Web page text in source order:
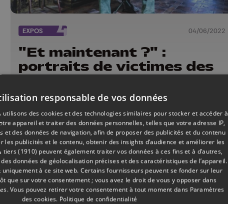
EXPOS 04/06/2022
"Et maintenant ?" :
portraits de victimes des
inondations par le
photographe Michel
Tonneau
responsable de vos données
utilisons des cookies et des technologies similaires pour stocker et accéder à
appareil et traiter des données personnelles, telles que votre adresse IP,
et des données de navigation, afin de proposer des publicités et du contenu
les publicités et le contenu, obtenir des insights d’audience et améliorer les
tiers (1910) peuvent également traiter vos données à ces fins et à d’autres,
données de géolocalisation précises et des caractéristiques de l’appareil.
uniquement à ce site web. Certains fournisseurs peuvent se fonder sur leur
que sur votre consentement ; vous avez le droit de vous y opposer dans
. Vous pouvez retirer votre consentement à tout moment dans Paramètres
des cookies. Politique de confidentialité